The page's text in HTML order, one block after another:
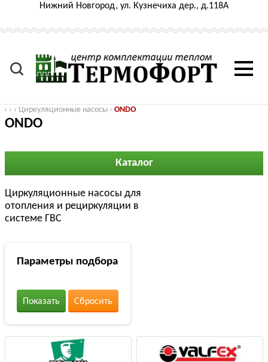
Нижний Новгород, ул. Кузнечиха дер., д.118А
› › › Циркуляционные насосы › ONDO
ONDO
Каталог
Циркуляционные насосы для
отопления и рециркуляции в
системе ГВС
Параметры подбора
Показать Сбросить